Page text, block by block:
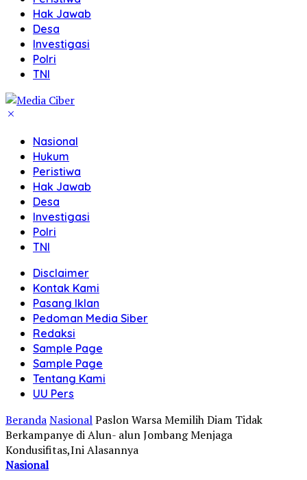
Hak Jawab
Desa
Investigasi
Polri
TNI
Nasional
Hukum
Peristiwa
Hak Jawab
Desa
Investigasi
Polri
TNI
Disclaimer
Kontak Kami
Pasang Iklan
Pedoman Media Siber
Redaksi
Sample Page
Sample Page
Tentang Kami
UU Pers
BerandaNasionalPaslon Warsa Memilih Diam Tidak
Berkampanye di Alun- alun Jombang Menjaga
Kondusifitas,Ini Alasannya
Nasional